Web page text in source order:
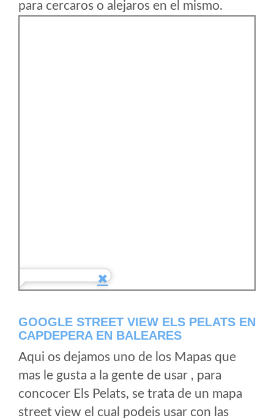
para cercaros o alejaros en el mismo.
GOOGLE STREET VIEW ELS PELATS EN
CAPDEPERA EN BALEARES
Aqui os dejamos uno de los Mapas que
mas le gusta a la gente de usar , para
concocer Els Pelats, se trata de un mapa
street view el cual podeis usar con las